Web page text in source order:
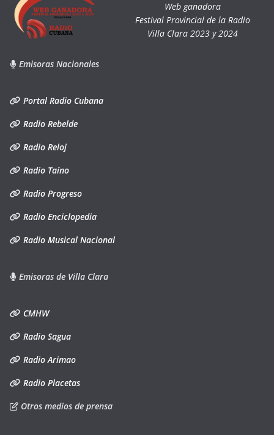
Web ganadora
Festival Provincial de la Radio
Villa Clara 2023 y 2024
Emisoras Nacionales
Portal Radio Cubana
Radio Rebelde
Radio Reloj
Radio Taíno
Radio Progreso
Radio Enciclopedia
Radio Musical Nacional
Emisoras de Villa Clara
CMHW
Radio Sagua
Radio Arimao
Radio Placetas
Otros medios de prensa